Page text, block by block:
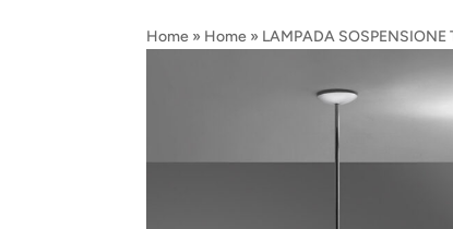
Home » Home » LAMPADA